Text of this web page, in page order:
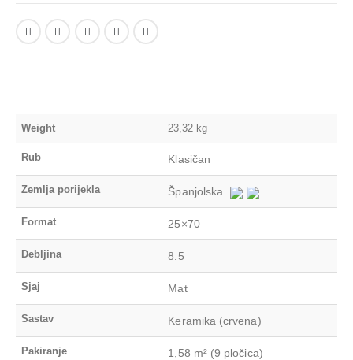
Weight 23,32 kg
Rub Klasičan
Zemlja porijekla Španjolska
Format 25×70
Debljina 8.5
Sjaj Mat
Sastav Keramika (crvena)
Pakiranje 1,58 m² (9 pločica)